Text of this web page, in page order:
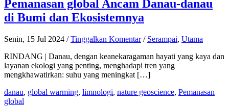
Pemanasan global Ancam Danau-danau
di Bumi dan Ekosistemnya
Senin, 15 Jul 2024 /Tinggalkan Komentar / Serampai, Utama
RINDANG | Danau, dengan keanekaragaman hayati yang kaya dan
layanan ekologi yang penting, menghadapi tren yang
mengkhawatirkan: suhu yang meningkat […]
danau, global warming, limnologi, nature geoscience, Pemanasan
global